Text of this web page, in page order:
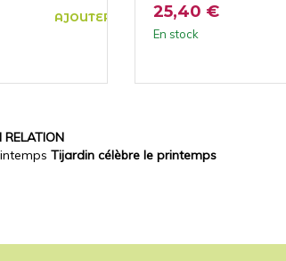
AJOUTER AU PANIER25,40 €
En stock
RELATION
Tijardin célèbre le printemps